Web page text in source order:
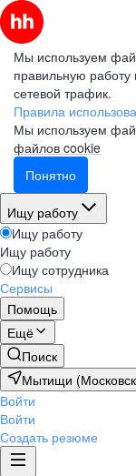
Мы используем
правильную работу
сетевой трафик.
Правила
Мы используем
файлов cookie
Понятно
Ищу работу
Ищу работу
Ищу работу
Ищу сотрудника
Сервисы
Помощь
Ещё
Поиск
Мытищи
Войти
Войти
Создать резюме